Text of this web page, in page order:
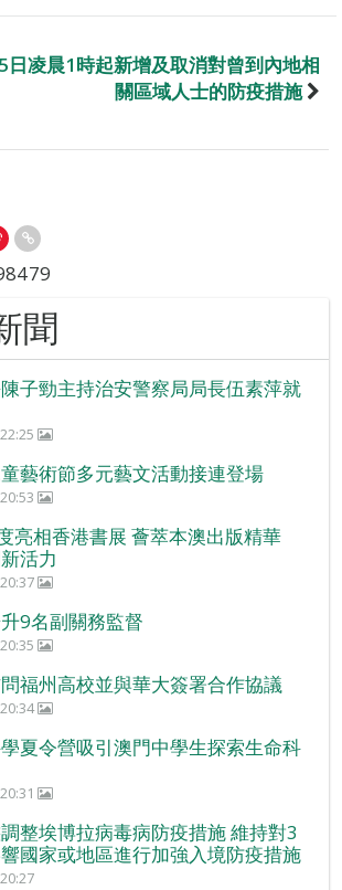
日凌晨1時起新增及取消對曾到內地相
關區域人士的防疫措施
聞
子勁主持治安警察局局長伍素萍就
藝術節多元藝文活動接連登場
亮相香港書展 薈萃本澳出版精華
活力
9名副關務監督
福州高校並與華大簽署合作協議
夏令營吸引澳門中學生探索生命科
整埃博拉病毒病防疫措施 維持對3
國家或地區進行加強入境防疫措施